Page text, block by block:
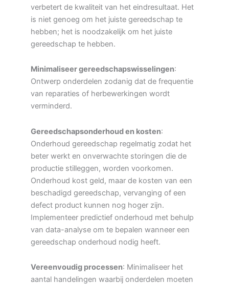
verbetert de kwaliteit van het eindresultaat. Het
is niet genoeg om het juiste gereedschap te
hebben; het is noodzakelijk om het juiste
gereedschap te hebben.
Minimaliseer gereedschapswisselingen:
Ontwerp onderdelen zodanig dat de frequentie
van reparaties of herbewerkingen wordt
verminderd.
Gereedschapsonderhoud en kosten:
Onderhoud gereedschap regelmatig zodat het
beter werkt en onverwachte storingen die de
productie stilleggen, worden voorkomen.
Onderhoud kost geld, maar de kosten van een
beschadigd gereedschap, vervanging of een
defect product kunnen nog hoger zijn.
Implementeer predictief onderhoud met behulp
van data-analyse om te bepalen wanneer een
gereedschap onderhoud nodig heeft.
Vereenvoudig processen: Minimaliseer het
aantal handelingen waarbij onderdelen moeten